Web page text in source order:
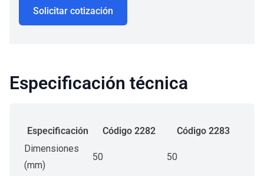
Solicitar cotización
Especificación técnica
Especificación Código 2282
Código 2283
Dimensiones
(mm)
50 50